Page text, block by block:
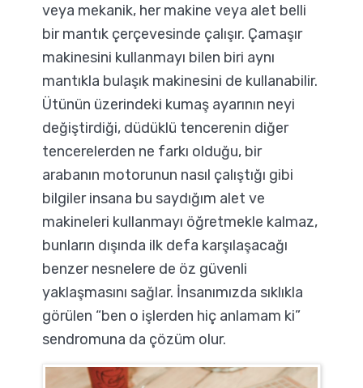
veya mekanik, her makine veya alet belli
bir mantık çerçevesinde çalışır. Çamaşır
makinesini kullanmayı bilen biri aynı
mantıkla bulaşık makinesini de kullanabilir.
Ütünün üzerindeki kumaş ayarının neyi
değiştirdiği, düdüklü tencerenin diğer
tencerelerden ne farkı olduğu, bir
arabanın motorunun nasıl çalıştığı gibi
bilgiler insana bu saydığım alet ve
makineleri kullanmayı öğretmekle kalmaz,
bunların dışında ilk defa karşılaşacağı
benzer nesnelere de öz güvenli
yaklaşmasını sağlar. İnsanımızda sıklıkla
görülen “ben o işlerden hiç anlamam ki”
sendromuna da çözüm olur.